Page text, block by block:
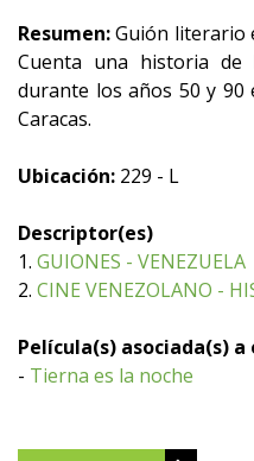
Resumen:Guión literario
Cuenta una historia de
durante los años 50 y 90
Caracas.
Ubicación: 229 - L
Descriptor(es)
1. GUIONES - VENEZUELA
2. CINE VENEZOLANO -
Película(s) asociada(s)
- Tierna es la noche